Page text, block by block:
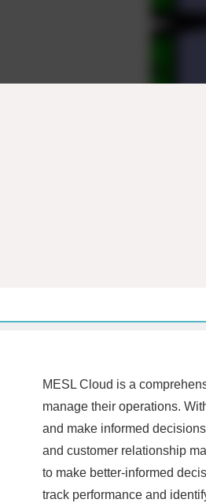
MESL Cloud is a
manage their operations.
and make informed
and customer relationship
to make better-informed
track performance and